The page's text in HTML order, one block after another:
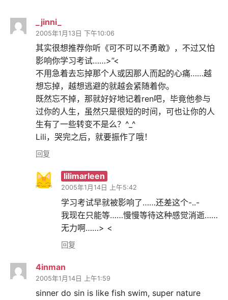
_jinni_
2005年1月13日 下午10:06
其实很想推荐你听《可不可以不勇敢》，不过又怕
影响你学习考试……>”<
不用急着去忘掉那个人或因那人而起的心痛……越
想忘掉，越想逃避的就越会紧随着你。
既然忘不掉，那就好好地记着ren吧，毕竟他参与
过你的人生，虽然只是很短的时间，可也让你的人
生有了一些转变不是么？^_^
Lili，哭完之后，就要振作了哦！
回复
lilimarleen
2005年1月14日 上午5:42
学习考试早就被影响了……还差这个-..-
我现在只能等……慢慢等待这种感觉消逝……
无力啊……> <
回复
4inman
2005年1月14日 上午1:59
sinner do sin is like fish swim, super nature